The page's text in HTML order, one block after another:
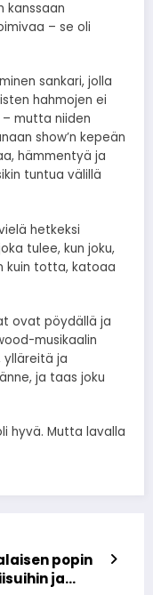
kanssaan
– se oli
sankari, jolla
hahmojen ei
mutta niiden
show’n kepeän
hämmentyä ja
tuntua välillä
hetkeksi
tulee, kun joku,
kuin totta, katoaa
ovat pöydällä ja
musikaalin
ylläreitä ja
ja taas joku
hyvä. Mutta lavalla
popin
ja